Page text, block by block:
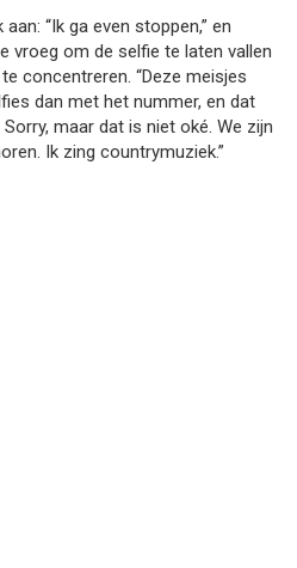
“Ik ga even stoppen,” en
vroeg om de selfie te laten vallen
concentreren. “Deze meisjes
dan met het nummer, en dat
maar dat is niet oké. We zijn
Ik zing countrymuziek.”